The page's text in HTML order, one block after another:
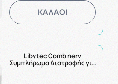
ΚΑΛΑΘΙ
Libytec Combinerv
Συμπλήρωμα Διατροφής για
τη Σωστή Λειτουργία του